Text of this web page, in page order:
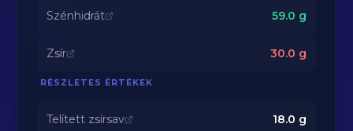
Szénhidrát 59.0 g
Zsír 30.0 g
RÉSZLETES ÉRTÉKEK
Telített zsírsav 18.0 g